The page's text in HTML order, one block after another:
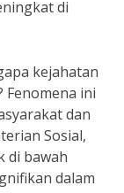
di
kejahatan
Fenomena ini
dan
Sosial,
di bawah
dalam